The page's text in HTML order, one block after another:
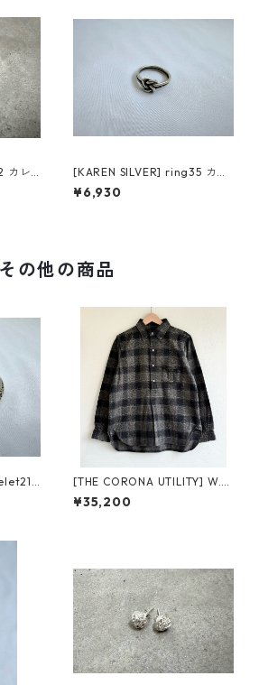
カレ
[KAREN SILVER] ring35 カレ
ンシルバー リング 18号
¥6,930
その他の商品
ット
[THE CORONA UTILITY] W.C.
W. SHIRT PULLOVER CS005
black/white ザコロナユーテ
¥35,200